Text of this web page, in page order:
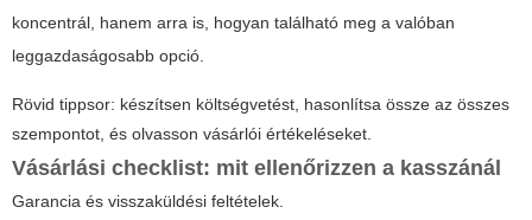
koncentrál, hanem arra is, hogyan található meg a valóban
leggazdaságosabb opció.
Rövid tippsor: készítsen költségvetést, hasonlítsa össze az összes
szempontot, és olvasson vásárlói értékeléseket.
Vásárlási checklist: mit ellenőrizzen a kasszánál
Garancia és visszaküldési feltételek.